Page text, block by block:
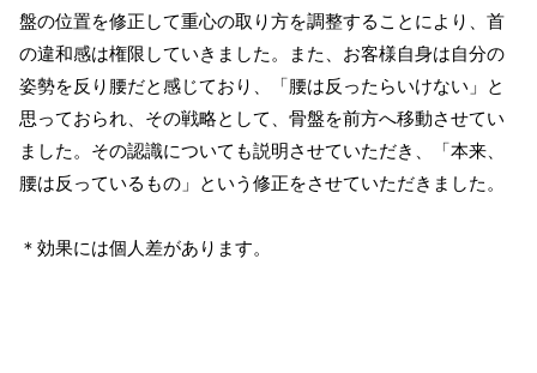
盤の位置を修正して重心の取り方を調整することにより、首
の違和感は権限していきました。また、お客様自身は自分の
姿勢を反り腰だと感じており、「腰は反ったらいけない」と
思っておられ、その戦略として、骨盤を前方へ移動させてい
ました。その認識についても説明させていただき、「本来、
腰は反っているもの」という修正をさせていただきました。
＊効果には個人差があります。